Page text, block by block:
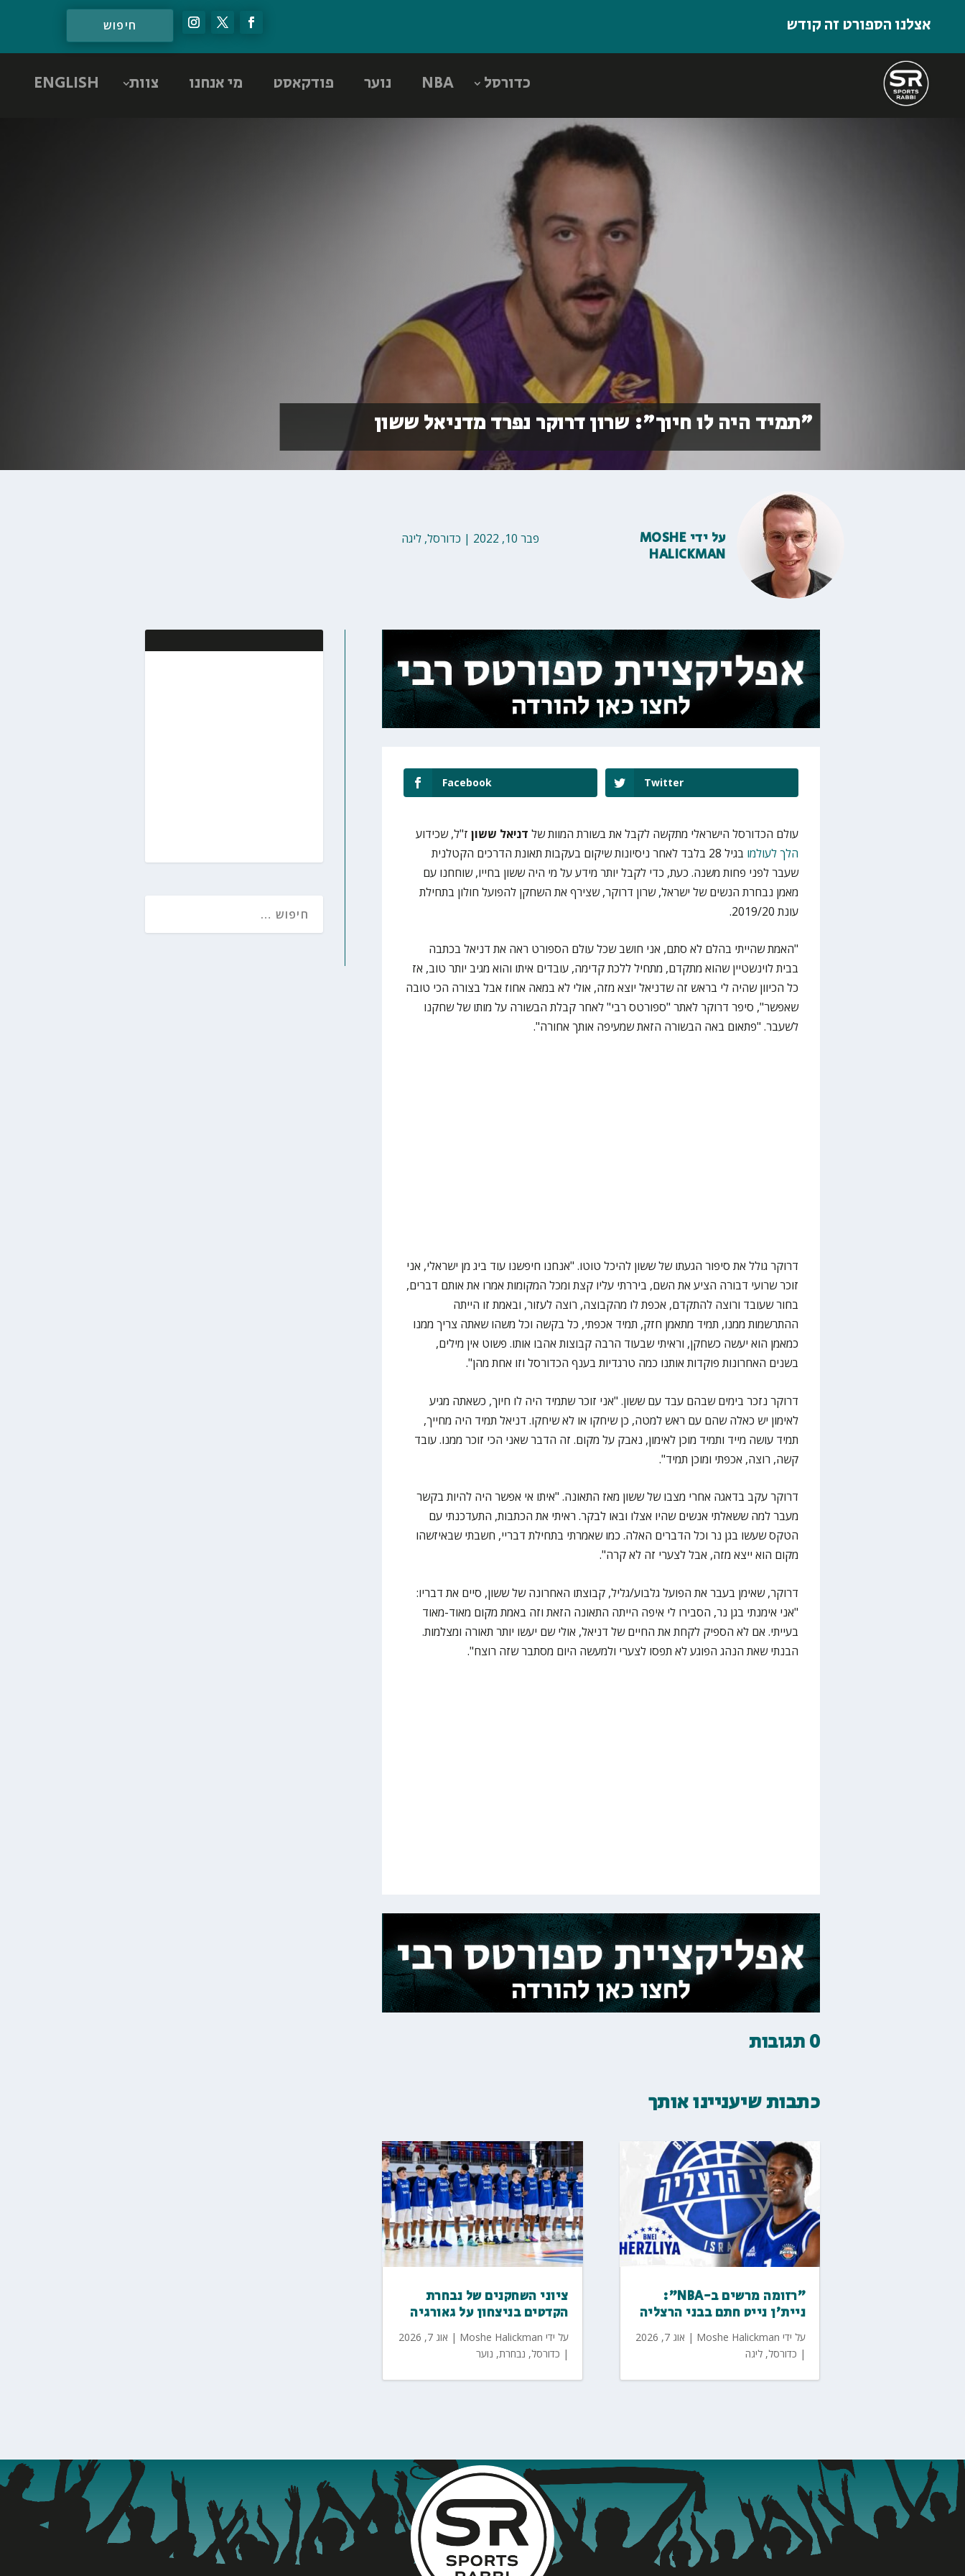
אצלנו הספורט זה קודש
כדורסל NBA נוער פודקאסט מי אנחנו צוות ENGLISH
"תמיד היה לו חיוך": שרון דרוקר נפרד מדניאל ששון
פבר 10, 2022 | כדורסל,ליגה על ידי MOSHE
HALICKMAN
Facebook Twitter
עולם הכדורסל הישראלי מתקשה לקבל את בשורת המוות של דניאל ששוןז"ל, שכידוע
הלך לעולמו
בגיל 28 בלבד לאחר ניסיונות שיקום בעקבות תאונת הדרכים הקטלנית
שעבר לפני פחות משנה. כעת, כדי לקבל יותר מידע על מי היה ששון בחייו, שוחחנו עם
מאמן נבחרת הנשים של ישראל, שרון דרוקר, שצירף את השחקן להפועל חולון בתחילת
עונת 2019/20.
"האמת שהייתי בהלם לא סתם, אני חושב שכל עולם הספורט ראה את דניאל בכתבה
בבית לוינשטיין שהוא מתקדם, מתחיל ללכת קדימה, עובדים איתו והוא מגיב יותר טוב, אז
כל הכיוון שהיה לי בראש זה שדניאל יוצא מזה, אולי לא במאה אחוז אבל בצורה הכי טובה
שאפשר", סיפר דרוקר לאתר "ספורטס רבי" לאחר קבלת הבשורה על מותו של שחקנו
לשעבר. "פתאום באה הבשורה הזאת שמעיפה אותך אחורה".
דרוקר גולל את סיפור הגעתו של ששון להיכל טוטו. "אנחנו חיפשנו עוד ביג מן ישראלי, אני
זוכר שרועי דבורה הציע את השם, ביררתי עליו קצת ומכל המקומות אמרו את אותם דברים,
בחור שעובד ורוצה להתקדם, אכפת לו מהקבוצה, רוצה לעזור, ובאמת זו הייתה
ההתרשמות ממנו, תמיד מתאמן חזק, תמיד אכפתי, כל בקשה וכל משהו שאתה צריך ממנו
כמאמן הוא יעשה כשחקן, וראיתי שבעוד הרבה קבוצות אהבו אותו. פשוט אין מילים,
בשנים האחרונות פוקדות אותנו כמה טרגדיות בענף הכדורסל וזו אחת מהן".
דרוקר נזכר בימים שבהם עבד עם ששון. "אני זוכר שתמיד היה לו חיוך, כשאתה מגיע
לאימון יש כאלה שהם עם ראש למטה, כן שיחקו או לא שיחקו. דניאל תמיד היה מחייך,
תמיד עושה מייד ותמיד מוכן לאימון, נאבק על מקום. זה הדבר שאני הכי זוכר ממנו. עובד
קשה, רוצה, אכפתי ומוכן תמיד".
דרוקר עקב בדאגה אחרי מצבו של ששון מאז התאונה. "איתו אי אפשר היה להיות בקשר
מעבר למה ששאלתי אנשים שהיו אצלו ובאו לבקר. ראיתי את הכתבות, התעדכנתי עם
הטקס שעשו בגן נר וכל הדברים האלה. כמו שאמרתי בתחילת דבריי, חשבתי שבאיזשהו
מקום הוא ייצא מזה, אבל לצערי זה לא קרה".
דרוקר, שאימן בעבר את הפועל גלבוע/גליל, קבוצתו האחרונה של ששון, סיים את דבריו:
"אני אימנתי בגן נר, הסבירו לי איפה הייתה התאונה הזאת וזה באמת מקום מאוד-מאוד
בעייתי. אם לא הספיק לקחת את החיים של דניאל, אולי שם יעשו יותר תאורה ומצלמות.
הבנתי שאת הנהג הפוגע לא תפסו לצערי ולמעשה היום מסתבר שזה רוצח".
0 תגובות
כתבות שיעניינו אותך
ציוני השחקנים של נבחרת
הקדטים בניצחון על גאורגיה
על ידי Moshe Halickman
| אוג 7, 2026
| כדורסל, נבחרת, נוער
"רזומה מרשים ב-NBA":
ניית'ן נייט חתם בבני הרצליה
על ידי Moshe Halickman
| אוג 7, 2026
| כדורסל, ליגה